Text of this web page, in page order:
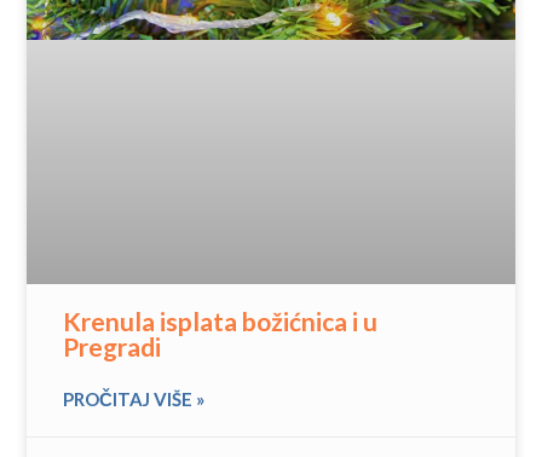
Krenula isplata božićnica i u
Pregradi
PROČITAJ VIŠE »